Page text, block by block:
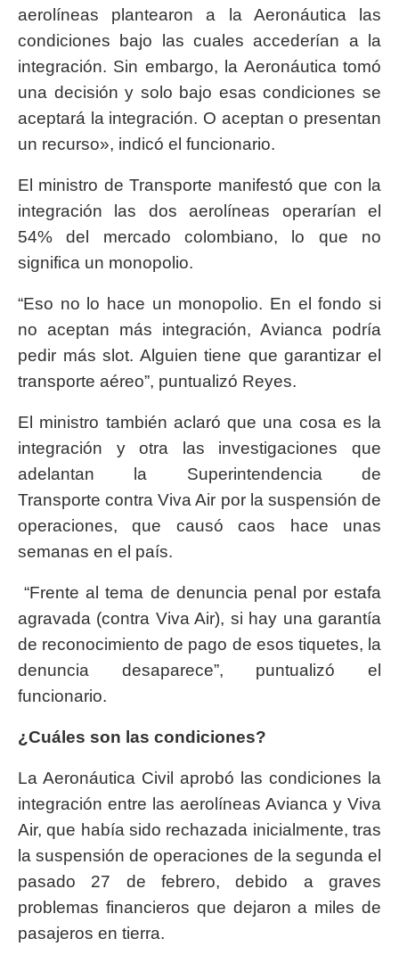
aerolíneas plantearon a la Aeronáutica las
condiciones bajo las cuales accederían a la
integración. Sin embargo, la Aeronáutica tomó
una decisión y solo bajo esas condiciones se
aceptará la integración. O aceptan o presentan
un recurso», indicó el funcionario.
El ministro de Transporte manifestó que con la
integración las dos aerolíneas operarían el
54% del mercado colombiano, lo que no
significa un monopolio.
“Eso no lo hace un monopolio. En el fondo si
no aceptan más integración, Avianca podría
pedir más slot. Alguien tiene que garantizar el
transporte aéreo”, puntualizó Reyes.
El ministro también aclaró que una cosa es la
integración y otra las investigaciones que
adelantan la Superintendencia de
Transporte contra Viva Air por la suspensión de
operaciones, que causó caos hace unas
semanas en el país.
“Frente al tema de denuncia penal por estafa
agravada (contra Viva Air), si hay una garantía
de reconocimiento de pago de esos tiquetes, la
denuncia desaparece”, puntualizó el
funcionario.
¿Cuáles son las condiciones?
La Aeronáutica Civil aprobó las condiciones la
integración entre las aerolíneas Avianca y Viva
Air, que había sido rechazada inicialmente, tras
la suspensión de operaciones de la segunda el
pasado 27 de febrero, debido a graves
problemas financieros que dejaron a miles de
pasajeros en tierra.